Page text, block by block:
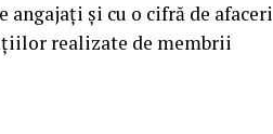
angajaţi şi cu o cifră de afaceri
realizate de membrii